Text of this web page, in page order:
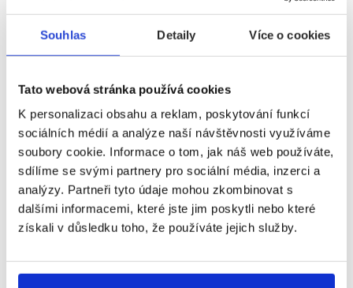
Souhlas Detaily Více o cookies
Tato webová stránka používá cookies
K personalizaci obsahu a reklam, poskytování funkcí
sociálních médií a analýze naší návštěvnosti využíváme
soubory cookie. Informace o tom, jak náš web používáte,
sdílíme se svými partnery pro sociální média, inzerci a
analýzy. Partneři tyto údaje mohou zkombinovat s
dalšími informacemi, které jste jim poskytli nebo které
získali v důsledku toho, že používáte jejich služby.
V Mergadu vytvořte pravidlo pro import souboru a
obohaťte si feed o nákupní ceny: